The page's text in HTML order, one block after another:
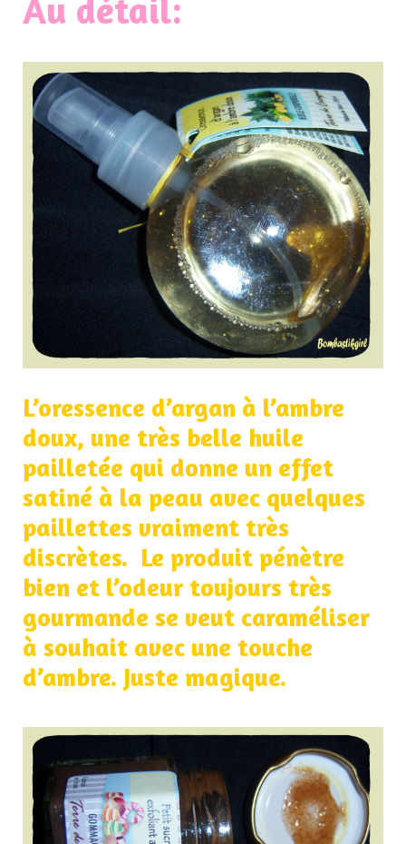
Au détail:
L’oressence d’argan à l’ambre
doux, une très belle huile
pailletée qui donne un effet
satiné à la peau avec quelques
paillettes vraiment très
discrètes. Le produit pénètre
bien et l’odeur toujours très
gourmande se veut caraméliser
à souhait avec une touche
d’ambre. Juste magique.